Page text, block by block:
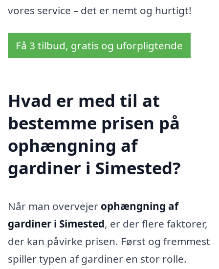
vores service – det er nemt og hurtigt!
Få 3 tilbud, gratis og uforpligtende
Hvad er med til at
bestemme prisen på
ophængning af
gardiner i Simested?
Når man overvejer ophængning af
gardiner i Simested, er der flere faktorer,
der kan påvirke prisen. Først og fremmest
spiller typen af gardiner en stor rolle.